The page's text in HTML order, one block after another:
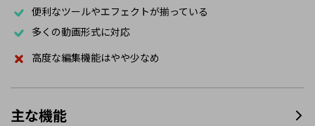
便利なツールやエフェクトが揃っている
多くの動画形式に対応
高度な編集機能はやや少なめ
主な機能